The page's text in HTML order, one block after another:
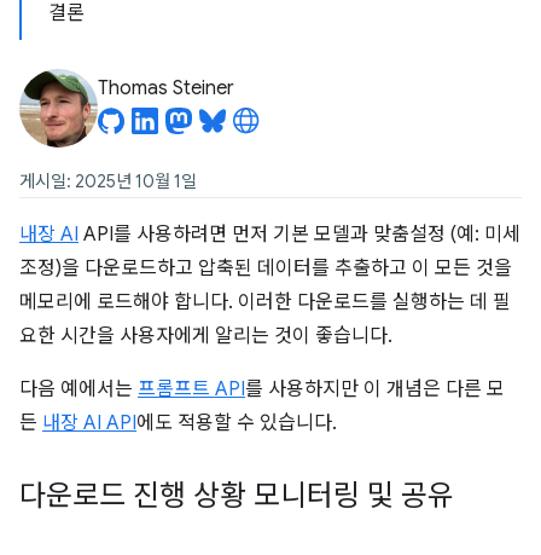
결론
Thomas Steiner
게시일: 2025년 10월 1일
내장 AI API를 사용하려면 먼저 기본 모델과 맞춤설정 (예: 미세
조정)을 다운로드하고 압축된 데이터를 추출하고 이 모든 것을
메모리에 로드해야 합니다. 이러한 다운로드를 실행하는 데 필
요한 시간을 사용자에게 알리는 것이 좋습니다.
다음 예에서는 프롬프트 API를 사용하지만 이 개념은 다른 모
든 내장 AI API에도 적용할 수 있습니다.
다운로드 진행 상황 모니터링 및 공유